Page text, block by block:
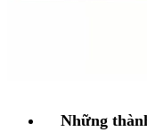
Những